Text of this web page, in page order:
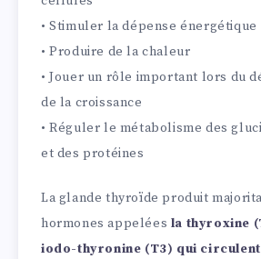
• Stimuler la dépense énergétique
• Produire de la chaleur
• Jouer un rôle important lors du
de la croissance
• Réguler le métabolisme des
et des protéines
La glande thyroïde produit
hormones appelées la thyroxine
iodo-thyronine (T3) qui circulent